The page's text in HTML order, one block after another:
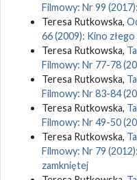
Filmowy: Nr 99
Teresa Rutkowska,
66 (2009): Kino
Teresa Rutkowska,
Filmowy: Nr 77-78
Teresa Rutkowska,
Filmowy: Nr 83-84
Teresa Rutkowska,
Filmowy: Nr 49-50
Teresa Rutkowska,
Filmowy: Nr 79
zamkniętej